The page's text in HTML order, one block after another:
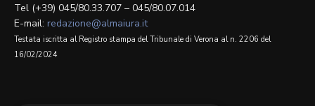
Tel (+39) 045/80.33.707 – 045/80.07.014
E-mail: redazione@almaiura.it
Testata iscritta al Registro stampa del Tribunale di Verona al n. 2206 del
16/02/2024